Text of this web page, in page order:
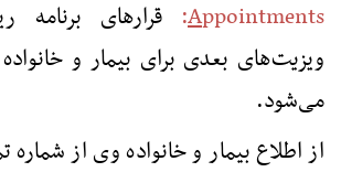
ppointments
A
: قرارهای
ویزیت‌های بعدی برای بیمار و
می‌شود.
از اطلاع بیمار و خانواده وی از شماره